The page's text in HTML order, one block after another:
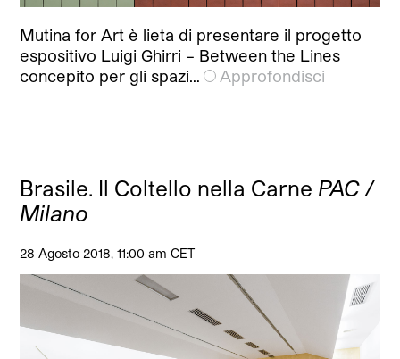
Mutina for Art è lieta di presentare il progetto
espositivo Luigi Ghirri – Between the Lines
concepito per gli spazi…
Approfondisci
Brasile. Il Coltello nella Carne PAC /
Milano
28 Agosto 2018, 11:00 am CET